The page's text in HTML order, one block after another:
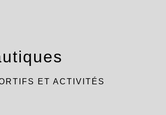
ET ACTIVITÉS